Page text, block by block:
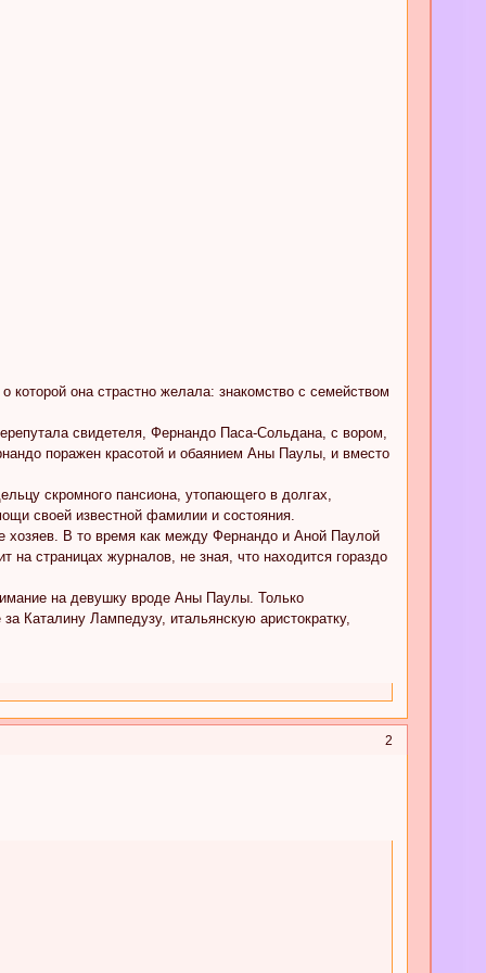
она страстно желала: знакомство с семейством
свидетеля, Фернандо Паса-Сольдана, с вором,
поражен красотой и обаянием Аны Паулы, и вместо
скромного пансиона, утопающего в долгах,
своей известной фамилии и состояния.
хозяев. В то время как между Фернандо и Аной Паулой
на страницах журналов, не зная, что находится гораздо
на девушку вроде Аны Паулы. Только
Каталину Лампедузу, итальянскую аристократку,
2